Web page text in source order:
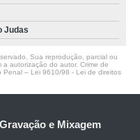
Judas
Sua reprodução, parcial ou
autorização do autor. Crime de
Penal – Lei 9610/98 - Lei de direitos
e Mixagem